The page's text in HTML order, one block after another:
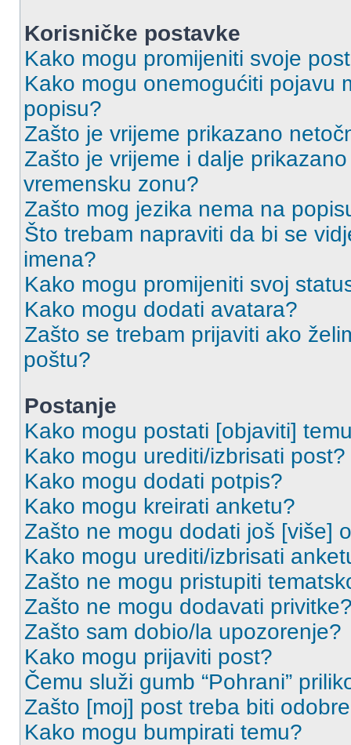
Korisničke postavke
Kako mogu promijeniti svoje
Kako mogu onemogućiti pojavu
popisu?
Zašto je vrijeme prikazano
Zašto je vrijeme i dalje
vremensku zonu?
Zašto mog jezika nema na
Što trebam napraviti da bi se
imena?
Kako mogu promijeniti svoj
Kako mogu dodati avatara?
Zašto se trebam prijaviti ako
poštu?
Postanje
Kako mogu postati [objaviti]
Kako mogu urediti/izbrisati post?
Kako mogu dodati potpis?
Kako mogu kreirati anketu?
Zašto ne mogu dodati još [više]
Kako mogu urediti/izbrisati
Zašto ne mogu pristupiti
Zašto ne mogu dodavati
Zašto sam dobio/la upozorenje?
Kako mogu prijaviti post?
Čemu služi gumb “Pohrani”
Zašto [moj] post treba biti
Kako mogu bumpirati temu?